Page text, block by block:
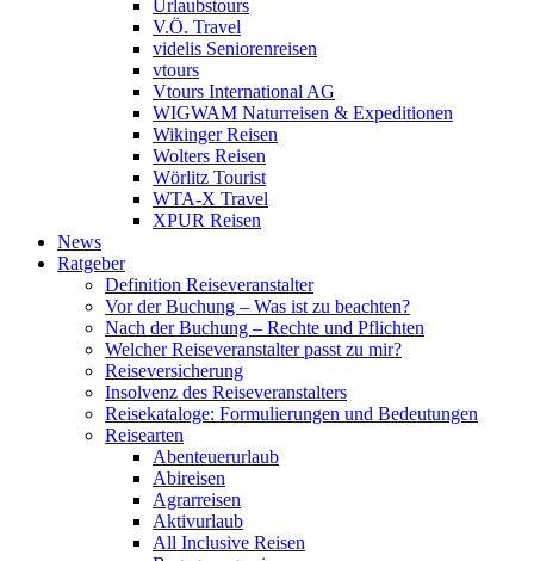
Urlaubstours
V.Ö. Travel
videlis Seniorenreisen
vtours
Vtours International AG
WIGWAM Naturreisen & Expeditionen
Wikinger Reisen
Wolters Reisen
Wörlitz Tourist
WTA-X Travel
XPUR Reisen
News
Ratgeber
Definition Reiseveranstalter
Vor der Buchung – Was ist zu beachten?
Nach der Buchung – Rechte und Pflichten
Welcher Reiseveranstalter passt zu mir?
Reiseversicherung
Insolvenz des Reiseveranstalters
Reisekataloge: Formulierungen und Bedeutungen
Reisearten
Abenteuerurlaub
Abireisen
Agrarreisen
Aktivurlaub
All Inclusive Reisen